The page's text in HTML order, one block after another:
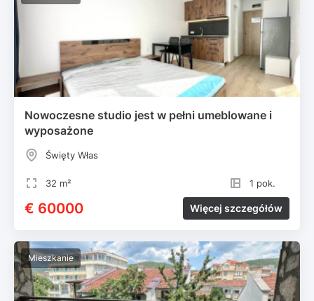
Nowoczesne studio jest w pełni umeblowane i
wyposażone
Święty Włas
32 m² 1 pok.
€ 60000 Więcej szczegółów
Mieszkanie